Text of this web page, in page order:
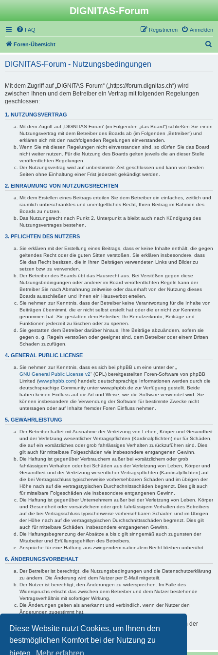
Diese Website nutzt Cookies, um Ihnen den
bestmöglichen Komfort bei der Nutzung zu
DIGNITAS-Forum
FAQ Anmelden
Registrieren
Foren-Übersicht
DIGNITAS-Forum - Nutzungsbedingungen
Mit dem Zugriff auf „DIGNITAS-Forum“ („https://forum.dignitas.ch“) wird
zwischen Ihnen und dem Betreiber ein Vertrag mit folgenden Regelungen
geschlossen:
1. NUTZUNGSVERTRAG
Mit dem Zugriff auf „DIGNITAS-Forum“ (im Folgenden „das Board“) schließen Sie einen
Nutzungsvertrag mit dem Betreiber des Boards ab (im Folgenden „Betreiber“) und
erklären sich mit den nachfolgenden Regelungen einverstanden.
Wenn Sie mit diesen Regelungen nicht einverstanden sind, so dürfen Sie das Board
nicht weiter nutzen. Für die Nutzung des Boards gelten jeweils die an dieser Stelle
veröffentlichten Regelungen.
Der Nutzungsvertrag wird auf unbestimmte Zeit geschlossen und kann von beiden
Seiten ohne Einhaltung einer Frist jederzeit gekündigt werden.
2. EINRÄUMUNG VON NUTZUNGSRECHTEN
Mit dem Erstellen eines Beitrags erteilen Sie dem Betreiber ein einfaches, zeitlich und
räumlich unbeschränktes und unentgeltliches Recht, Ihren Beitrag im Rahmen des
Boards zu nutzen.
Das Nutzungsrecht nach Punkt 2, Unterpunkt a bleibt auch nach Kündigung des
Nutzungsvertrages bestehen.
3. PFLICHTEN DES NUTZERS
Sie erklären mit der Erstellung eines Beitrags, dass er keine Inhalte enthält, die gegen
geltendes Recht oder die guten Sitten verstoßen. Sie erklären insbesondere, dass
Sie das Recht besitzen, die in Ihren Beiträgen verwendeten Links und Bilder zu
setzen bzw. zu verwenden.
Der Betreiber des Boards übt das Hausrecht aus. Bei Verstößen gegen diese
Nutzungsbedingungen oder anderer im Board veröffentlichten Regeln kann der
Betreiber Sie nach Abmahnung zeitweise oder dauerhaft von der Nutzung dieses
Boards ausschließen und Ihnen ein Hausverbot erteilen.
Sie nehmen zur Kenntnis, dass der Betreiber keine Verantwortung für die Inhalte von
Beiträgen übernimmt, die er nicht selbst erstellt hat oder die er nicht zur Kenntnis
genommen hat. Sie gestatten dem Betreiber, Ihr Benutzerkonto, Beiträge und
Funktionen jederzeit zu löschen oder zu sperren.
Sie gestatten dem Betreiber darüber hinaus, Ihre Beiträge abzuändern, sofern sie
gegen o. g. Regeln verstoßen oder geeignet sind, dem Betreiber oder einem Dritten
Schaden zuzufügen.
4. GENERAL PUBLIC LICENSE
Sie nehmen zur Kenntnis, dass es sich bei phpBB um eine unter der „
GNU General Public License v2“ (GPL) bereitgestellten Foren-Software von phpBB
Limited (www.phpbb.com) handelt; deutschsprachige Informationen werden durch die
deutschsprachige Community unter www.phpbb.de zur Verfügung gestellt. Beide
haben keinen Einfluss auf die Art und Weise, wie die Software verwendet wird. Sie
können insbesondere die Verwendung der Software für bestimmte Zwecke nicht
untersagen oder auf Inhalte fremder Foren Einfluss nehmen.
5. GEWÄHRLEISTUNG
Der Betreiber haftet mit Ausnahme der Verletzung von Leben, Körper und Gesundheit
und der Verletzung wesentlicher Vertragspflichten (Kardinalpflichten) nur für Schäden,
die auf ein vorsätzliches oder grob fahrlässiges Verhalten zurückzuführen sind. Dies
gilt auch für mittelbare Folgeschäden wie insbesondere entgangenen Gewinn.
Die Haftung ist gegenüber Verbrauchern außer bei vorsätzlichem oder grob
fahrlässigem Verhalten oder bei Schäden aus der Verletzung von Leben, Körper und
Gesundheit und der Verletzung wesentlicher Vertragspflichten (Kardinalpflichten) auf
die bei Vertragsschluss typischerweise vorhersehbaren Schäden und im übrigen der
Höhe nach auf die vertragstypischen Durchschnittsschäden begrenzt. Dies gilt auch
für mittelbare Folgeschäden wie insbesondere entgangenen Gewinn.
Die Haftung ist gegenüber Unternehmern außer bei der Verletzung von Leben, Körper
und Gesundheit oder vorsätzlichem oder grob fahrlässigem Verhalten des Betreibers
auf die bei Vertragsschluss typischerweise vorhersehbaren Schäden und im Übrigen
der Höhe nach auf die vertragstypischen Durchschnittsschäden begrenzt. Dies gilt
auch für mittelbare Schäden, insbesondere entgangenen Gewinn.
Die Haftungsbegrenzung der Absätze a bis c gilt sinngemäß auch zugunsten der
Mitarbeiter und Erfüllungsgehilfen des Betreibers.
Ansprüche für eine Haftung aus zwingendem nationalem Recht bleiben unberührt.
6. ÄNDERUNGSVORBEHALT
Der Betreiber ist berechtigt, die Nutzungsbedingungen und die Datenschutzerklärung
zu ändern. Die Änderung wird dem Nutzer per E-Mail mitgeteilt.
Der Nutzer ist berechtigt, den Änderungen zu widersprechen. Im Falle des
Widerspruchs erlischt das zwischen dem Betreiber und dem Nutzer bestehende
Vertragsverhältnis mit sofortiger Wirkung.
Die Änderungen gelten als anerkannt und verbindlich, wenn der Nutzer den
Änderungen zugestimmt hat.
Informationen über den Umgang mit Ihren persönlichen Daten sind in der
Datenschutzerklärung enthalten.